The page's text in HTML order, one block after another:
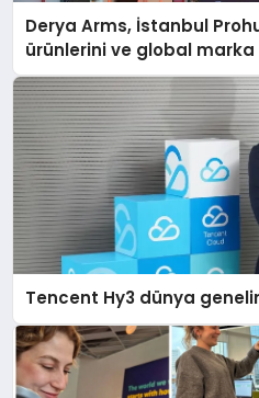
Derya Arms, İstanbul
ürünlerini ve global
Tencent Hy3 dünya